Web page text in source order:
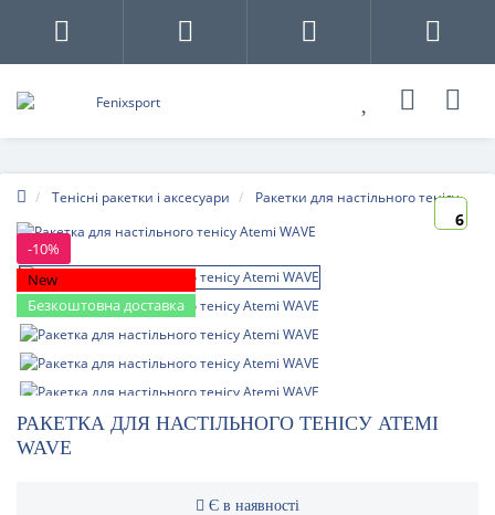
Тенісні ракетки і аксесуари Ракетки для настільного тенісу
-10%
New
Безкоштовна доставка
6
РАКЕТКА ДЛЯ НАСТІЛЬНОГО ТЕНІСУ ATEMI
WAVE
Є в наявності